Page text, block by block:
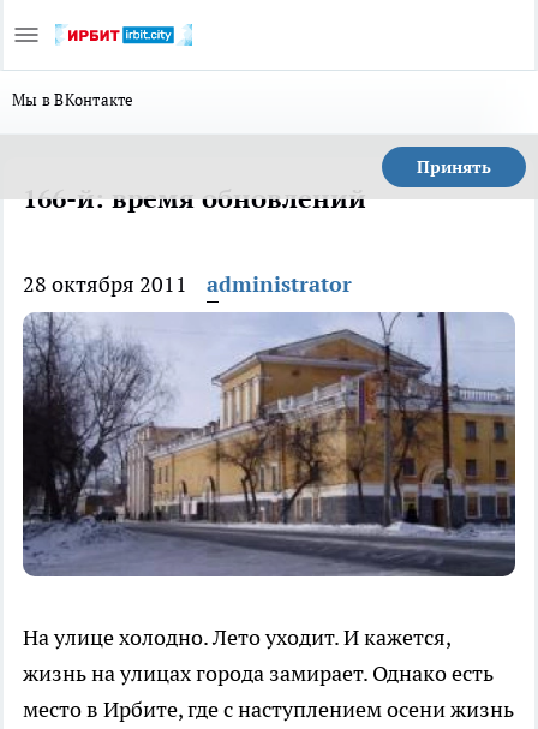
Мы в ВКонтакте
Принять
166-й: время обновлений
28 октября 2011 administrator
На улице холодно. Лето уходит. И кажется,
жизнь на улицах города замирает. Однако есть
место в Ирбите, где с наступлением осени жизнь